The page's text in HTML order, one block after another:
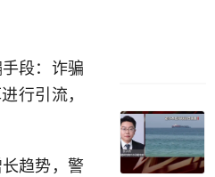
段：诈骗
行引流，
趋势，警